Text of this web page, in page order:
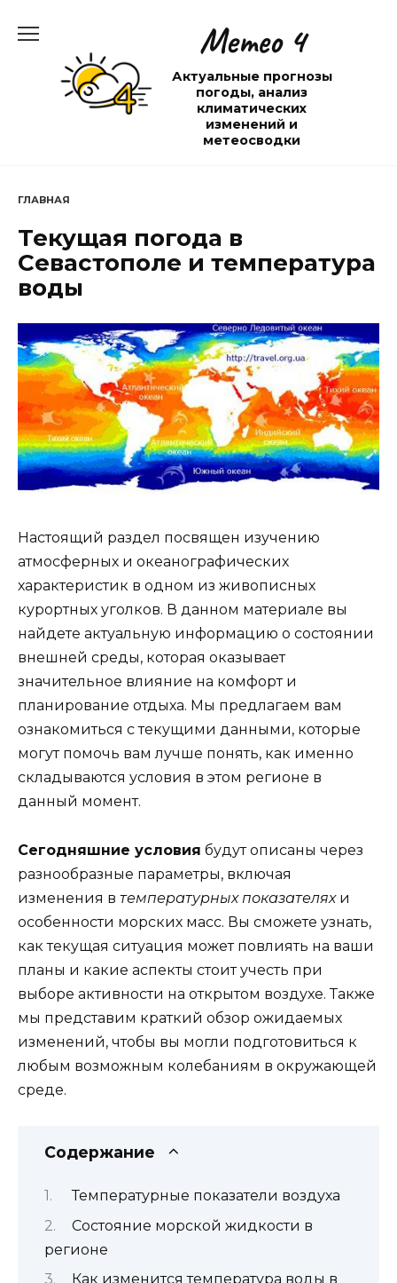
содержанию
Метео 4
Актуальные прогнозы
погоды, анализ
климатических
изменений и
метеосводки
ГЛАВНАЯ
Текущая погода в
Севастополе и температура
воды
Настоящий раздел посвящен изучению
атмосферных и океанографических
характеристик в одном из живописных
курортных уголков. В данном материале вы
найдете актуальную информацию о состоянии
внешней среды, которая оказывает
значительное влияние на комфорт и
планирование отдыха. Мы предлагаем вам
ознакомиться с текущими данными, которые
могут помочь вам лучше понять, как именно
складываются условия в этом регионе в
данный момент.
Сегодняшние условия будут описаны через
разнообразные параметры, включая
изменения в температурных показателяхи
особенности морских масс. Вы сможете узнать,
как текущая ситуация может повлиять на ваши
планы и какие аспекты стоит учесть при
выборе активности на открытом воздухе. Также
мы представим краткий обзор ожидаемых
изменений, чтобы вы могли подготовиться к
любым возможным колебаниям в окружающей
среде.
Содержание
Температурные показатели воздуха
Состояние морской жидкости в
регионе
Как изменится температура воды в